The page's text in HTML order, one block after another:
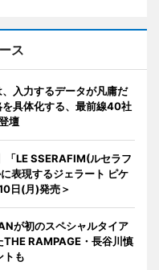
ス
入力するデータが凡庸だ
具体化する、最前線40社
壇
「LE SSERAFIM(ルセラフ
表現するジェラート ピケ
日(月)発売＞
が初のスペシャルタイア
THE RAMPAGE・長谷川慎
トも